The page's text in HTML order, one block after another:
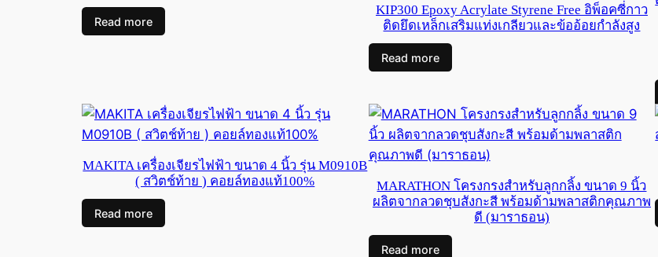
Read more
KIP300 Epoxy Acrylate Styrene Free อิพ็อคซี่กาว
ติดยึดเหล็กเสริมแท่งเกลียวและข้ออ้อยกําลังสูง
Read more
MAKITA เครื่องเจียรไฟฟ้า ขนาด 4 นิ้ว รุ่น M0910B
( สวิตช์ท้าย ) คอยล์ทองแท้100%
Read more
MARATHON โครงกรงสำหรับลูกกลิ้ง ขนาด 9 นิ้ว
ผลิตจากลวดชุบสังกะสี พร้อมด้ามพลาสติกคุณภาพ
ดี (มาราธอน)
Read more